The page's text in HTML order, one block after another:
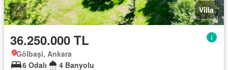
Villa
36.250.000 TL
Gölbaşi, Ankara
6 Odalı
4 Banyolu